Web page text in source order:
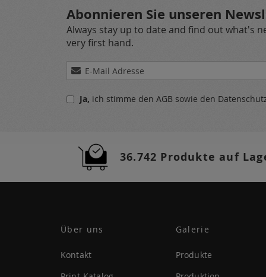
Abonnieren Sie unseren
Always stay up to date and find out what's
very first hand.
Melden
Sie
für Ja, ich stimme den AGB sowie den
36.742 Produkte auf
Über uns
Kontakt
Galerie
Produkte